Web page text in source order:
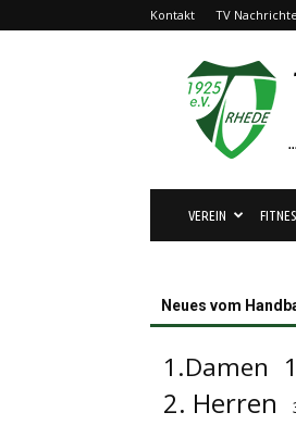
Kontakt TV
TV
Rhede
1925
e.V.
VEREIN
Neues vom
1.Damen
2. Herren